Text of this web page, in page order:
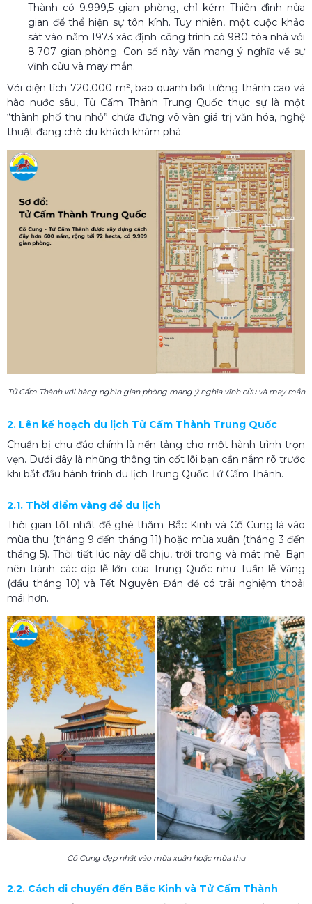
Thành có 9.999,5 gian phòng, chỉ kém Thiên đình nửa
gian để thể hiện sự tôn kính. Tuy nhiên, một cuộc khảo
sát vào năm 1973 xác định công trình có 980 tòa nhà với
8.707 gian phòng. Con số này vẫn mang ý nghĩa về sự
vĩnh cửu và may mắn.
Với diện tích 720.000 m², bao quanh bởi tường thành cao và
hào nước sâu, Tử Cấm Thành Trung Quốc thực sự là một
“thành phố thu nhỏ” chứa đựng vô vàn giá trị văn hóa, nghệ
thuật đang chờ du khách khám phá.
Tử Cấm Thành với hàng nghìn gian phòng mang ý nghĩa vĩnh cửu và may mắn
2. Lên kế hoạch du lịch Tử Cấm Thành Trung Quốc
Chuẩn bị chu đáo chính là nền tảng cho một hành trình trọn
vẹn. Dưới đây là những thông tin cốt lõi bạn cần nắm rõ trước
khi bắt đầu hành trình du lịch Trung Quốc Tử Cấm Thành.
2.1. Thời điểm vàng để du lịch
Thời gian tốt nhất để ghé thăm Bắc Kinh và Cố Cung là vào
mùa thu (tháng 9 đến tháng 11) hoặc mùa xuân (tháng 3 đến
tháng 5). Thời tiết lúc này dễ chịu, trời trong và mát mẻ. Bạn
nên tránh các dịp lễ lớn của Trung Quốc như Tuần lễ Vàng
(đầu tháng 10) và Tết Nguyên Đán để có trải nghiệm thoải
mái hơn.
Cố Cung đẹp nhất vào mùa xuân hoặc mùa thu
2.2. Cách di chuyển đến Bắc Kinh và Tử Cấm Thành